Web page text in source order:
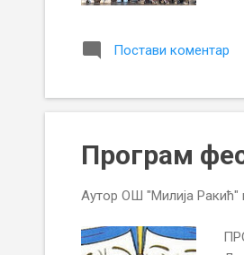
Постави коментар
Програм
Аутор ОШ "Милија Ракић"